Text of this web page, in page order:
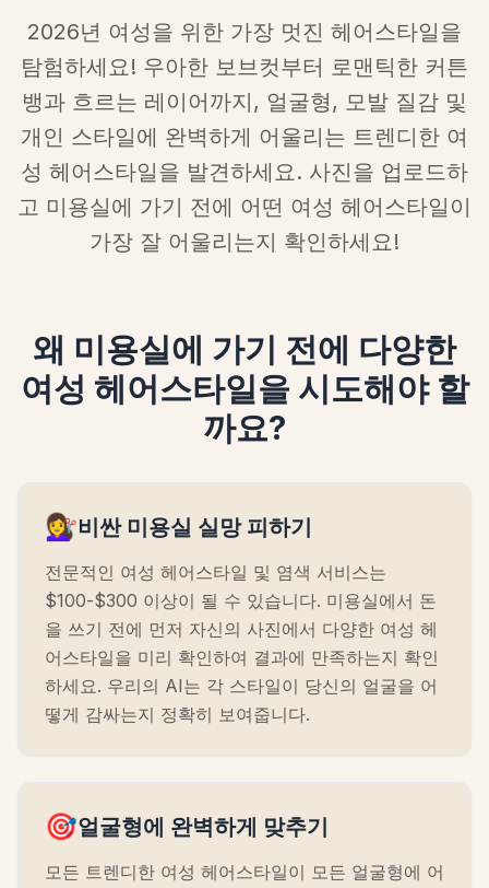
2026년 여성을 위한 가장 멋진 헤어스타일을
탐험하세요! 우아한 보브컷부터 로맨틱한 커튼
뱅과 흐르는 레이어까지, 얼굴형, 모발 질감 및
개인 스타일에 완벽하게 어울리는 트렌디한 여
성 헤어스타일을 발견하세요. 사진을 업로드하
고 미용실에 가기 전에 어떤 여성 헤어스타일이
가장 잘 어울리는지 확인하세요!
왜 미용실에 가기 전에 다양한
여성 헤어스타일을 시도해야 할
까요?
💇‍♀️비싼 미용실 실망 피하기
전문적인 여성 헤어스타일 및 염색 서비스는
$100-$300 이상이 될 수 있습니다. 미용실에서 돈
을 쓰기 전에 먼저 자신의 사진에서 다양한 여성 헤
어스타일을 미리 확인하여 결과에 만족하는지 확인
하세요. 우리의 AI는 각 스타일이 당신의 얼굴을 어
떻게 감싸는지 정확히 보여줍니다.
🎯얼굴형에 완벽하게 맞추기
모든 트렌디한 여성 헤어스타일이 모든 얼굴형에 어